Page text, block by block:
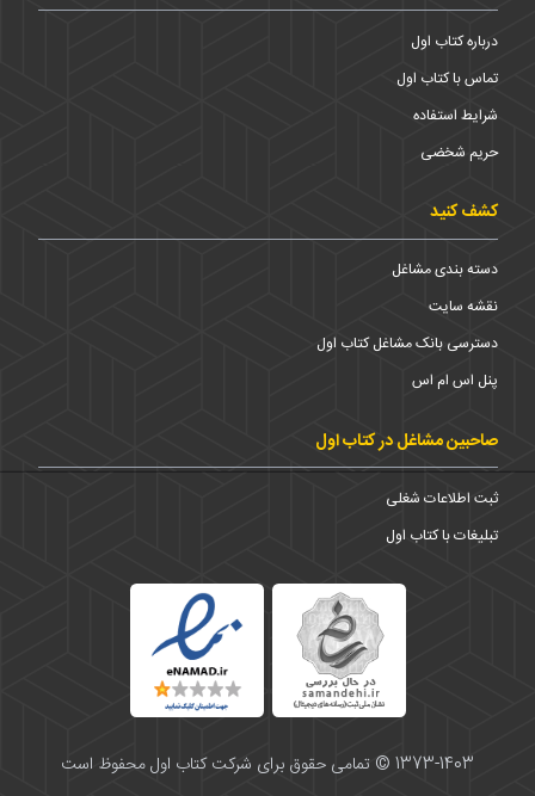
درباره کتاب اول
تماس با کتاب اول
شرایط استفاده
حریم شخضی
کشف کنید
دسته بندی مشاغل
نقشه سایت
دسترسی بانک مشاغل کتاب اول
پنل اس ام اس
صاحبین مشاغل در کتاب اول
ثبت اطلاعات شغلی
تبلیغات با کتاب اول
1373-1403 © تمامی حقوق برای شرکت کتاب اول محفوظ است